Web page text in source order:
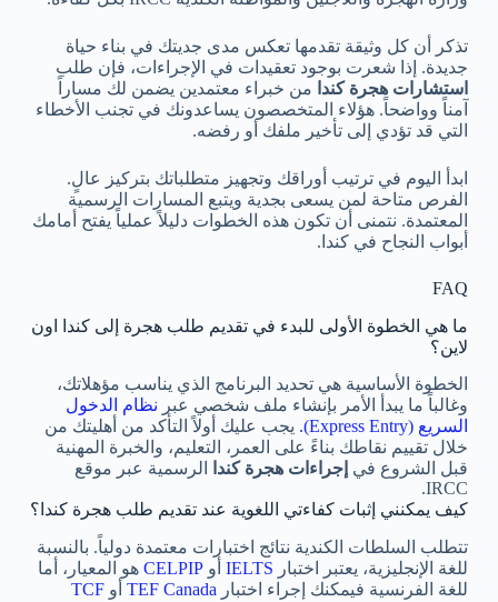
تذكر أن كل وثيقة تقدمها تعكس مدى جديتك في بناء حياة
جديدة. إذا شعرت بوجود تعقيدات في الإجراءات، فإن طلب
استشارات هجرة كندا من خبراء معتمدين يضمن لك مساراً
آمناً وواضحاً. هؤلاء المتخصصون يساعدونك في تجنب الأخطاء
التي قد تؤدي إلى تأخير ملفك أو رفضه.
ابدأ اليوم في ترتيب أوراقك وتجهيز متطلباتك بتركيز عالٍ.
الفرص متاحة لمن يسعى بجدية ويتبع المسارات الرسمية
المعتمدة. نتمنى أن تكون هذه الخطوات دليلاً عملياً يفتح أمامك
أبواب النجاح في كندا.
FAQ
ما هي الخطوة الأولى للبدء في تقديم طلب هجرة إلى كندا اون
لاين؟
الخطوة الأساسية هي تحديد البرنامج الذي يناسب مؤهلاتك،
وغالباً ما يبدأ الأمر بإنشاء ملف شخصي عبر نظام الدخول
السريع (Express Entry).
يجب عليك أولاً التأكد من أهليتك من
خلال تقييم نقاطك بناءً على العمر، التعليم، والخبرة المهنية
قبل الشروع في إجراءات هجرة كندا
الرسمية عبر موقع
IRCC.
كيف يمكنني إثبات كفاءتي اللغوية عند تقديم طلب هجرة كندا؟
تتطلب السلطات الكندية نتائج اختبارات معتمدة دولياً. بالنسبة
للغة الإنجليزية، يعتبر اختبار IELTSأو CELPIPهو المعيار، أما
للغة الفرنسية فيمكنك إجراء اختبار TEF Canadaأو TCF